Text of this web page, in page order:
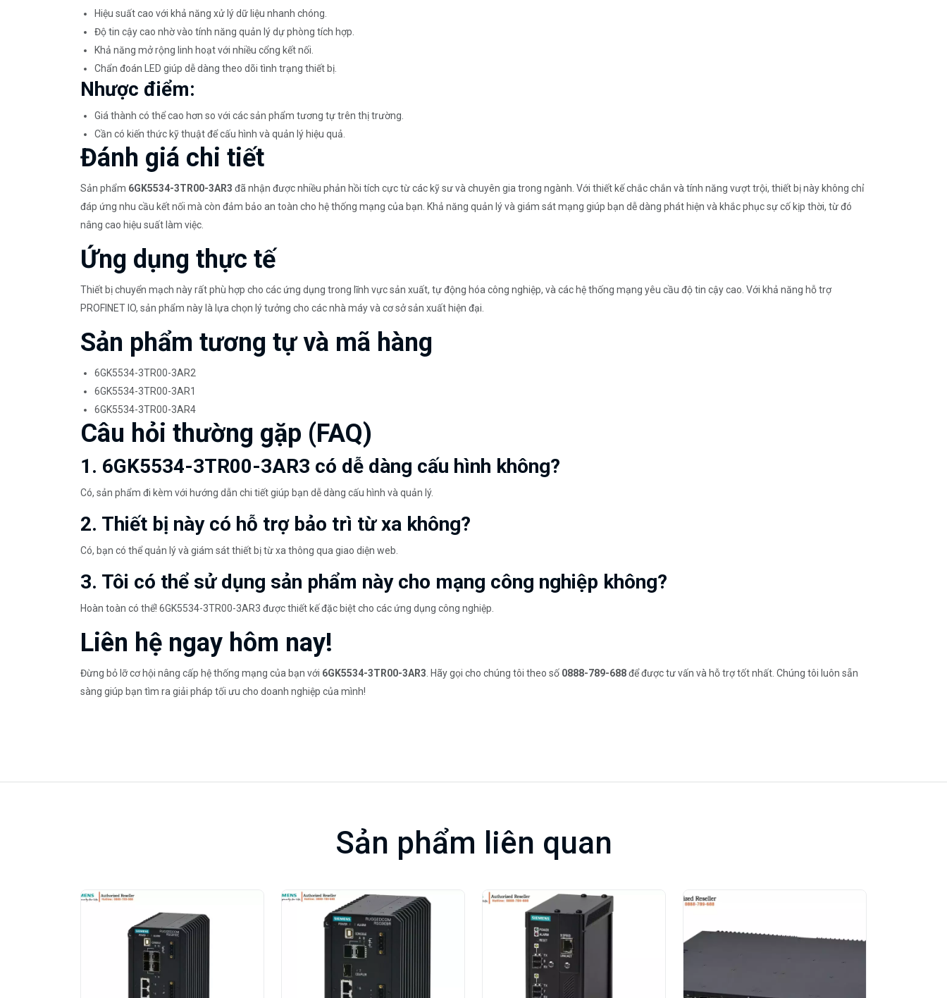
Hiệu suất cao với khả năng xử lý dữ liệu nhanh chóng.
Độ tin cậy cao nhờ vào tính năng quản lý dự phòng tích hợp.
Khả năng mở rộng linh hoạt với nhiều cổng kết nối.
Chẩn đoán LED giúp dễ dàng theo dõi tình trạng thiết bị.
Nhược điểm:
Giá thành có thể cao hơn so với các sản phẩm tương tự trên thị trường.
Cần có kiến thức kỹ thuật để cấu hình và quản lý hiệu quả.
Đánh giá chi tiết
Sản phẩm 6GK5534-3TR00-3AR3 đã nhận được nhiều phản hồi tích cực từ các kỹ sư và chuyên gia trong ngành. Với thiết kế chắc chắn và tính năng vượt trội, thiết bị này không chỉ
đáp ứng nhu cầu kết nối mà còn đảm bảo an toàn cho hệ thống mạng của bạn. Khả năng quản lý và giám sát mạng giúp bạn dễ dàng phát hiện và khắc phục sự cố kịp thời, từ đó
nâng cao hiệu suất làm việc.
Ứng dụng thực tế
Thiết bị chuyển mạch này rất phù hợp cho các ứng dụng trong lĩnh vực sản xuất, tự động hóa công nghiệp, và các hệ thống mạng yêu cầu độ tin cậy cao. Với khả năng hỗ trợ
PROFINET IO, sản phẩm này là lựa chọn lý tưởng cho các nhà máy và cơ sở sản xuất hiện đại.
Sản phẩm tương tự và mã hàng
6GK5534-3TR00-3AR2
6GK5534-3TR00-3AR1
6GK5534-3TR00-3AR4
Câu hỏi thường gặp (FAQ)
1. 6GK5534-3TR00-3AR3 có dễ dàng cấu hình không?
Có, sản phẩm đi kèm với hướng dẫn chi tiết giúp bạn dễ dàng cấu hình và quản lý.
2. Thiết bị này có hỗ trợ bảo trì từ xa không?
Có, bạn có thể quản lý và giám sát thiết bị từ xa thông qua giao diện web.
3. Tôi có thể sử dụng sản phẩm này cho mạng công nghiệp không?
Hoàn toàn có thể! 6GK5534-3TR00-3AR3 được thiết kế đặc biệt cho các ứng dụng công nghiệp.
Liên hệ ngay hôm nay!
Đừng bỏ lỡ cơ hội nâng cấp hệ thống mạng của bạn với 6GK5534-3TR00-3AR3 . Hãy gọi cho chúng tôi theo số 0888-789-688để được tư vấn và hỗ trợ tốt nhất. Chúng tôi luôn sẵn
sàng giúp bạn tìm ra giải pháp tối ưu cho doanh nghiệp của mình!
Sản phẩm liên quan